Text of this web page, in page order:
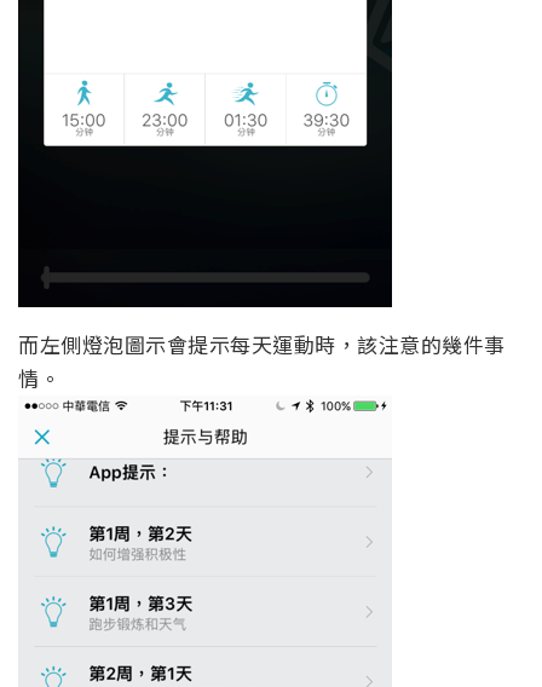
而左側燈泡圖示會提示每天運動時，該注意的幾件事
情。